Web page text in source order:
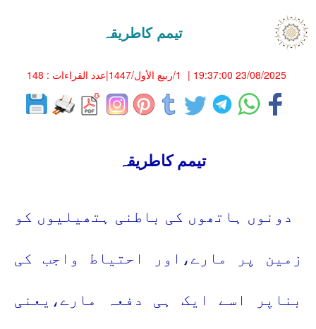
تیمم کاطریقہ
23/08/2025 19:37:00
| 1/ربيع الأول/1447 |عدد القراءات : 148
تیمم کاطریقہ
دونوں ہاتھوں کی باطنی ہتھیلیوں کو
زمین پر مارے،اور احتیاط واجب کی
بناپر اسے ایک ہی دفعہ مارے،یعنی